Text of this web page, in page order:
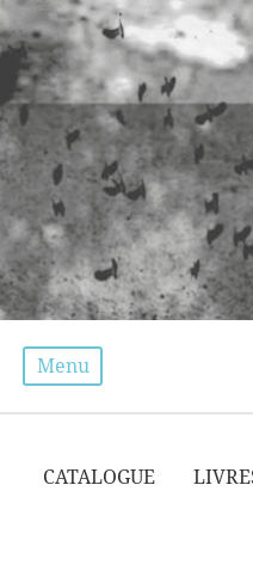
Menu
CATALOGUE